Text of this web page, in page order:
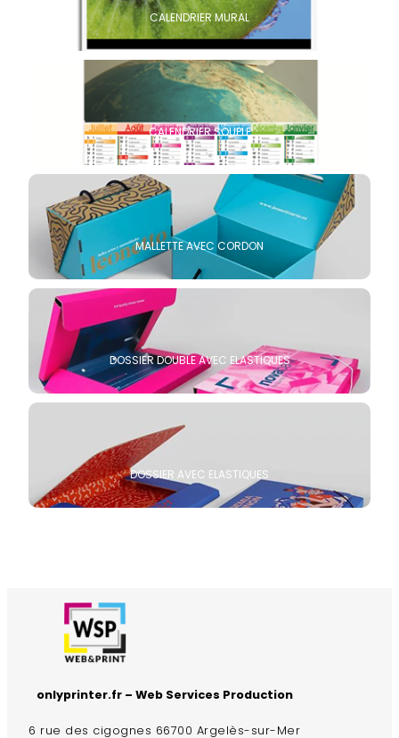
CALENDRIER MURAL
CALENDRIER SOUPLE
MALLETTE AVEC CORDON
DOSSIER DOUBLE AVEC ELASTIQUES
DOSSIER AVEC ELASTIQUES
onlyprinter.fr – Web Services Production
6 rue des cigognes 66700 Argelès-sur-Mer